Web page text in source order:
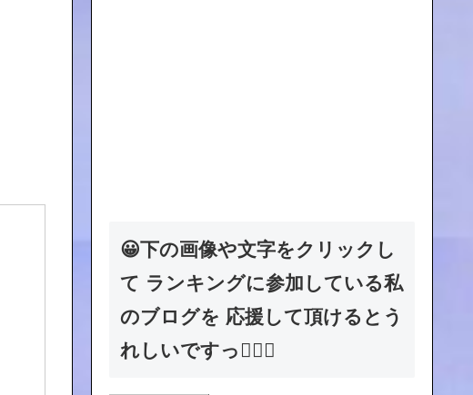
😀下の画像や文字をクリックし
て ランキングに参加している私
のブログを 応援して頂けるとう
れしいですっ🙇🏻‍♂️